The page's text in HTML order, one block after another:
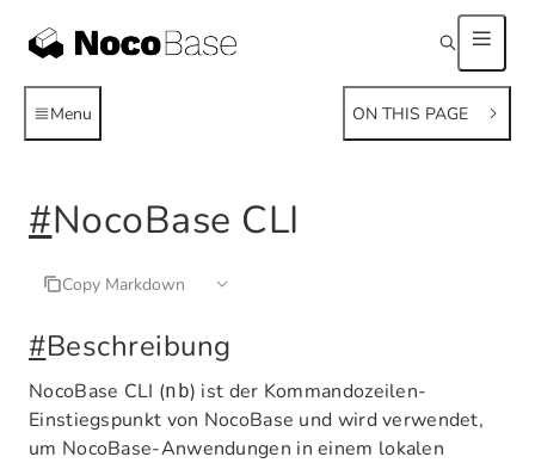
Menu ON THIS PAGE
#NocoBase CLI
Copy Markdown
#Beschreibung
NocoBase CLI (nb) ist der Kommandozeilen-
Einstiegspunkt von NocoBase und wird verwendet,
um NocoBase-Anwendungen in einem lokalen